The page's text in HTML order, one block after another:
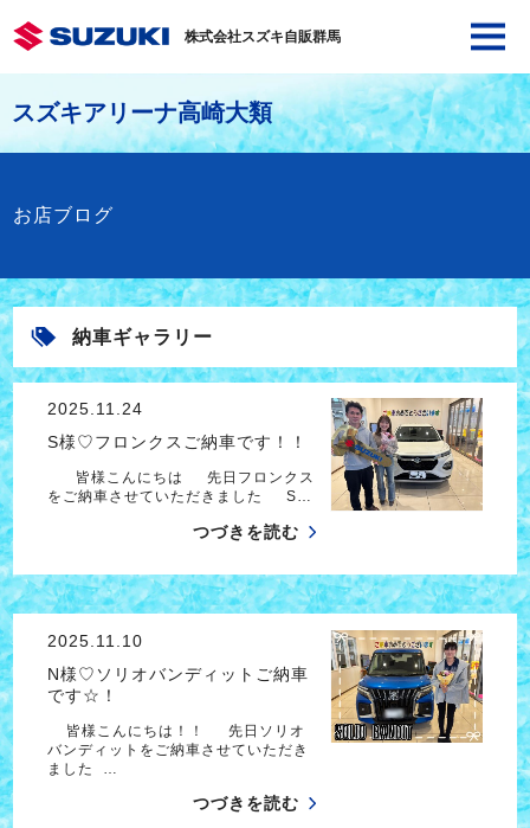
株式会社スズキ自販群馬
スズキアリーナ高崎大類
お店ブログ
納車ギャラリー
2025.11.24
S様♡フロンクスご納車です！！
皆様こんにちは 先日フロンクス
をご納車させていただきました S…
つづきを読む
2025.11.10
N様♡ソリオバンディットご納車
です☆！
皆様こんにちは！！ 先日ソリオ
バンディットをご納車させていただき
ました …
つづきを読む